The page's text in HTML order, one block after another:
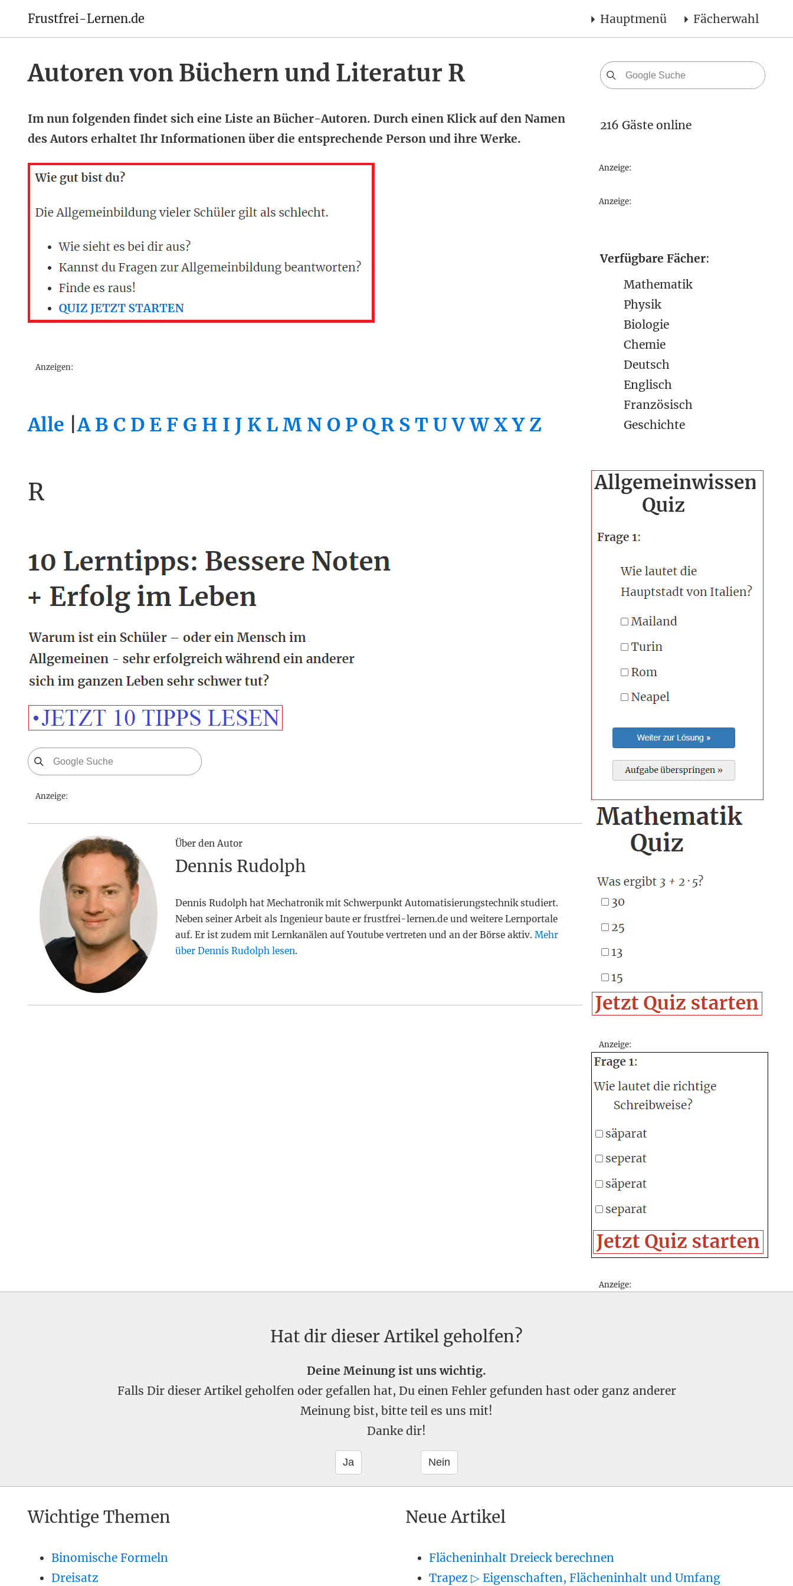
Frustfrei-Lernen.de Hauptmenü Fächerwahl
Autoren von Büchern und Literatur R
Im nun folgenden findet sich eine Liste an Bücher-Autoren. Durch einen Klick auf den Namen
des Autors erhaltet Ihr Informationen über die entsprechende Person und ihre Werke.
Anzeigen:
Alle |A B C D E F G H I J K L M N O P Q R S T U V W X Y Z
R
Anzeige:
Über den Autor
Dennis Rudolph
Dennis Rudolph hat Mechatronik mit Schwerpunkt Automatisierungstechnik studiert.
Neben seiner Arbeit als Ingenieur baute er frustfrei-lernen.de und weitere Lernportale
auf. Er ist zudem mit Lernkanälen auf Youtube vertreten und an der Börse aktiv. Mehr
über Dennis Rudolph lesen.
216 Gäste online
Anzeige:
Anzeige:
Verfügbare Fächer:
Mathematik
Physik
Biologie
Chemie
Deutsch
Englisch
Französisch
Geschichte
Anzeige:
Anzeige:
Hat dir dieser Artikel geholfen?
Deine Meinung ist uns wichtig.
Falls Dir dieser Artikel geholfen oder gefallen hat, Du einen Fehler gefunden hast oder ganz anderer
Meinung bist, bitte teil es uns mit!
Danke dir!
Wichtige Themen
Binomische Formeln
Dreisatz
Neue Artikel
Flächeninhalt Dreieck berechnen
Trapez ▷ Eigenschaften, Flächeninhalt und Umfang